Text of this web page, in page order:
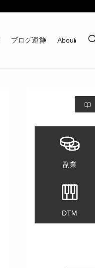
ブログ運営 About
副業
DTM